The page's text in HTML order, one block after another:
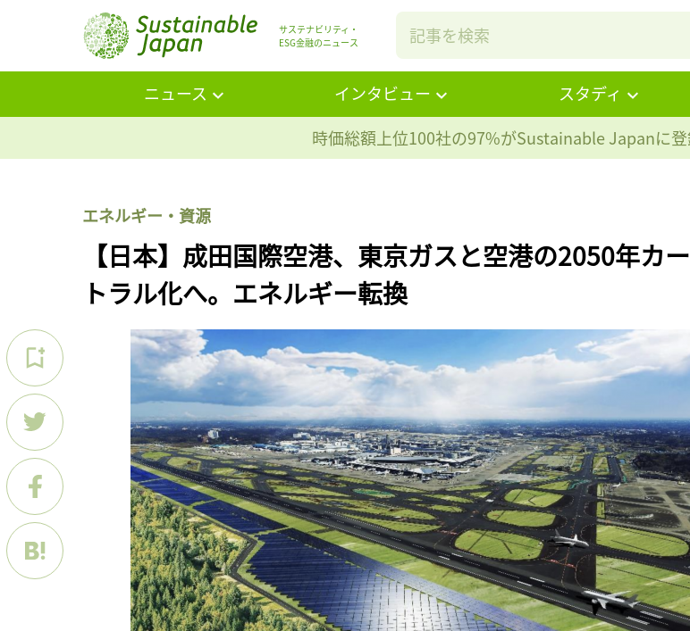
サステナビリティ・
ESG金融のニュース
ニュース インタビュー スタディ
時価総額上位100社の97%がSustainable Japanに登
エネルギー・資源
【日本】成田国際空港、東京ガスと空港の2050年カ
トラル化へ。エネルギー転換